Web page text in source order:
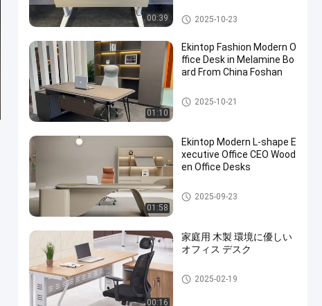
00:39 商業事務机
2025-10-23
01:10
Ekintop Fashion Modern O
ffice Desk in Melamine Bo
ard From China Foshan
商業事務机
2025-10-21
01:58
Ekintop Modern L-shape E
xecutive Office CEO Wood
en Office Desks
商業事務机
2025-09-23
00:16
家庭用 木製 環境に優しい
オフィス デスク
商業事務机
2025-02-19